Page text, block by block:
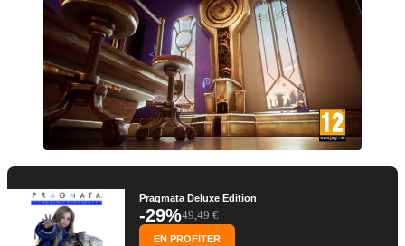
Pragmata Deluxe Edition
-29%49,49 €
EN PROFITER